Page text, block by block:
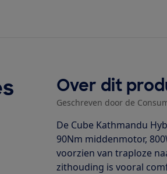
Over dit
Geschreven door de
De Cube Kathmandu
90Nm middenmotor,
voorzien van traploze
zithouding is vooral